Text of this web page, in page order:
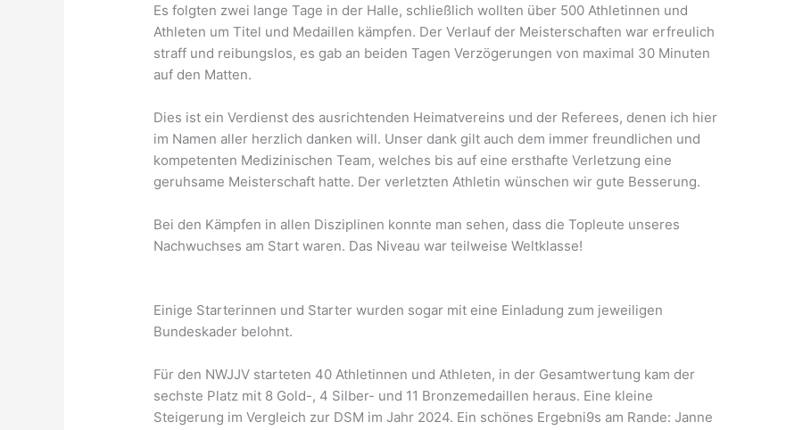
Es folgten zwei lange Tage in der Halle, schließlich wollten über 500 Athletinnen und
Athleten um Titel und Medaillen kämpfen. Der Verlauf der Meisterschaften war erfreulich
straff und reibungslos, es gab an beiden Tagen Verzögerungen von maximal 30 Minuten
auf den Matten.
Dies ist ein Verdienst des ausrichtenden Heimatvereins und der Referees, denen ich hier
im Namen aller herzlich danken will. Unser dank gilt auch dem immer freundlichen und
kompetenten Medizinischen Team, welches bis auf eine ersthafte Verletzung eine
geruhsame Meisterschaft hatte. Der verletzten Athletin wünschen wir gute Besserung.
Bei den Kämpfen in allen Disziplinen konnte man sehen, dass die Topleute unseres
Nachwuchses am Start waren. Das Niveau war teilweise Weltklasse!
Einige Starterinnen und Starter wurden sogar mit eine Einladung zum jeweiligen
Bundeskader belohnt.
Für den NWJJV starteten 40 Athletinnen und Athleten, in der Gesamtwertung kam der
sechste Platz mit 8 Gold-, 4 Silber- und 11 Bronzemedaillen heraus. Eine kleine
Steigerung im Vergleich zur DSM im Jahr 2024. Ein schönes Ergebni9s am Rande: Janne